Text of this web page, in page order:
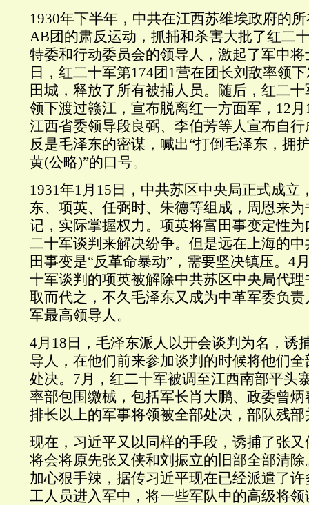
1930年下半年，中共在江西苏维埃政府的
AB团的肃反运动，抓捕和杀害大批了红二
特委和行动委员会的领导人，激起了军中
日，红二十军第174团 1营在团长刘敌率领
田城，释放了所有被捕人员。随后，红二
领下渡过赣江，宣布脱离红一方面军， 12月
江西省委领导段良弼、李伯芳等人宣布自
反是毛泽东的密谋，喊出“打倒毛泽东，拥
黄(公略)”的口号。
1931年1月 15 日，中共苏区中央局正式成立
东、项英、任弼时、朱德等组成，周恩来
记，实际掌握权力。项英将富田事变定性
二十军谈判来解决纷争。但是远在上海的
田事变是“反革命暴动”，需要坚决镇压。 4
十军谈判的项英被解除中共苏区中央局代
取而代之，不久毛泽东又成为中革军委负
军最高领导人。
4月 18 日，毛泽东派人以开会谈判为名，诱
导人，在他们前来参加谈判的时候将他们
处决。 7月，红二十军被调至江西南部平头
率部包围缴械，包括军长肖大鹏、政委曾炳
排长以上的军事将领被全部处决，部队残
现在，习近平又以同样的手段，诱捕了张
将会将原先张又侠和刘振立的旧部全部清
加心狠手辣，据传习近平现在已经派遣了
工人员进入军中，将一些军队中的高级将